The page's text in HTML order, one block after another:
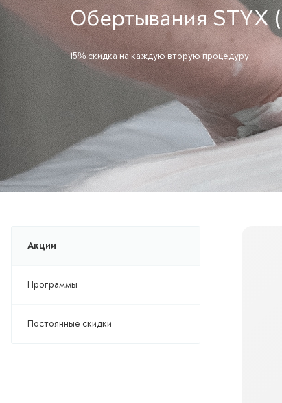
Обертывания STYX
15% скидка на каждую вторую процедуру
Акции
Программы
Постоянные скидки